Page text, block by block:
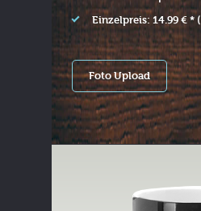
Einzelpreis: 14.99 € * (
Foto Upload